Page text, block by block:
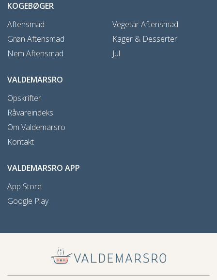
KOGEBØGER
Aftensmad
Grøn Aftensmad
Nem Aftensmad
Vegetar Aftensmad
Kager & Desserter
Jul
VALDEMARSRO
Opskrifter
Råvareindeks
Om Valdemarsro
Kontakt
VALDEMARSRO APP
App Store
Google Play